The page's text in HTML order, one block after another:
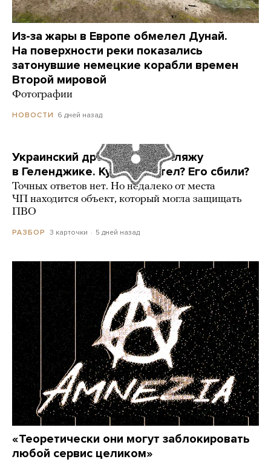
Из-за жары в Европе обмелел Дунай.
На поверхности реки показались
затонувшие немецкие корабли времен
Второй мировой
Фотографии
НОВОСТИ 6 дней назад
Украинский дрон попал по пляжу
в Геленджике. Куда он летел? Его сбили?
Точных ответов нет. Но недалеко от места
ЧП находится объект, который могла защищать
ПВО
РАЗБОР 3 карточки 5 дней назад
«Теоретически они могут заблокировать
любой сервис целиком»